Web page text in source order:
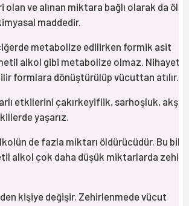
ve alınan miktara bağlı olarak da
maddedir.
metabolize edilirken formik asit
alkol gibi metabolize olmaz.
formlara dönüştürülüp vücuttan atılır.
etkilerini çakırkeyiflik, sarhoşluk,
yaşarız.
de fazla miktarı öldürücüdür. Bu
alkol çok daha düşük miktarlarda
kişiye değişir. Zehirlenmede vücut